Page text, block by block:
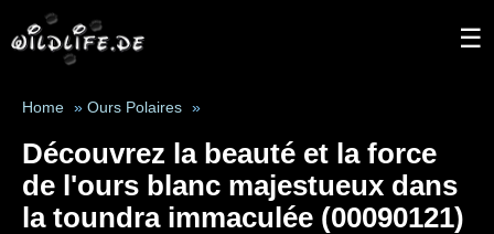
☰
Home » Ours Polaires »
Découvrez la beauté et la force
de l'ours blanc majestueux dans
la toundra immaculée (00090121)